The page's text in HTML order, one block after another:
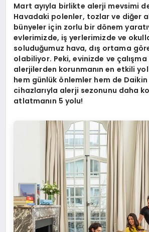
Mart ayıyla birlikte alerji mevsimi
Havadaki polenler, tozlar ve diğer
bünyeler için zorlu bir dönem
evlerimizde, iş yerlerimizde ve
soluduğumuz hava, dış ortama gö
olabiliyor. Peki, evinizde ve çalışma
alerjilerden korunmanın en etkili
hem günlük önlemler hem de
cihazlarıyla alerji sezonunu daha
atlatmanın 5 yolu!